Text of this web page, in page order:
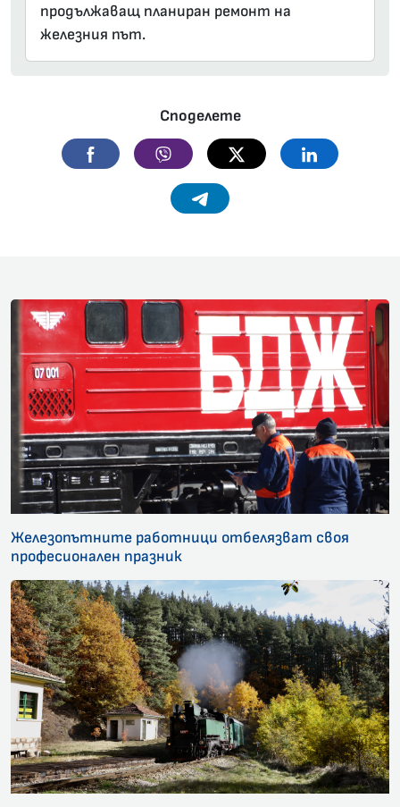
продължаващ планиран ремонт на
железния път.
Споделете
Facebook Viber Twitter Linkedin
Telegram
Железопътните работници отбелязват своя
професионален празник